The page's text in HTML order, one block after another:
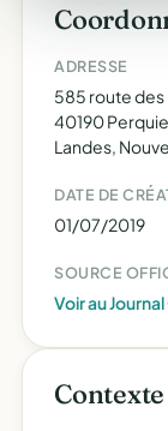
ADRESSE
585 route
40190 Perquie
Landes,
DATE DE
01/07/2019
SOURCE
Voir au